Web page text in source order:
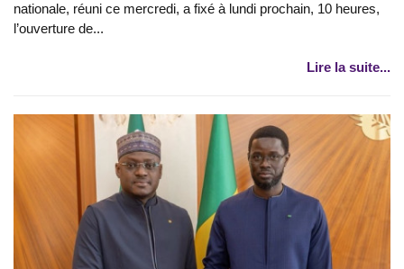
nationale, réuni ce mercredi, a fixé à lundi prochain, 10 heures,
l’ouverture de...
Lire la suite...